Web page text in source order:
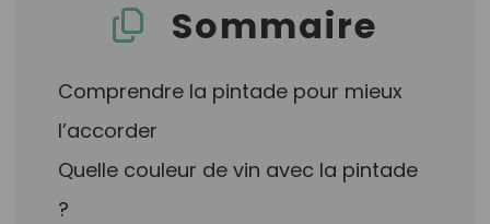
Sommaire
Comprendre la pintade pour mieux
l’accorder
Quelle couleur de vin avec la pintade
?